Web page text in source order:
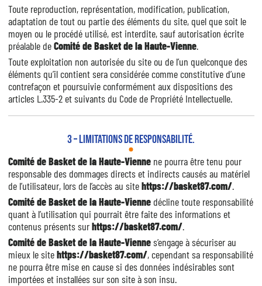
Toute reproduction, représentation, modification, publication,
adaptation de tout ou partie des éléments du site, quel que soit le
moyen ou le procédé utilisé, est interdite, sauf autorisation écrite
préalable de Comité de Basket de la Haute-Vienne.
Toute exploitation non autorisée du site ou de l’un quelconque des
éléments qu’il contient sera considérée comme constitutive d’une
contrefaçon et poursuivie conformément aux dispositions des
articles L.335-2 et suivants du Code de Propriété Intellectuelle.
3 – Limitations de responsabilité.
Comité de Basket de la Haute-Vienne ne pourra être tenu pour
responsable des dommages directs et indirects causés au matériel
de l’utilisateur, lors de l’accès au site https://basket87.com/.
Comité de Basket de la Haute-Vienne décline toute responsabilité
quant à l’utilisation qui pourrait être faite des informations et
contenus présents sur https://basket87.com/.
Comité de Basket de la Haute-Vienne s’engage à sécuriser au
mieux le site https://basket87.com/, cependant sa responsabilité
ne pourra être mise en cause si des données indésirables sont
importées et installées sur son site à son insu.